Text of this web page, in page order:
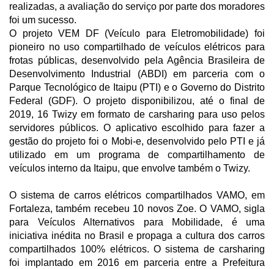
realizadas, a avaliação do serviço por parte dos moradores
foi um sucesso.
O projeto VEM DF (Veículo para Eletromobilidade) foi
pioneiro no uso compartilhado de veículos elétricos para
frotas públicas, desenvolvido pela Agência Brasileira de
Desenvolvimento Industrial (ABDI) em parceria com o
Parque Tecnológico de Itaipu (PTI) e o Governo do Distrito
Federal (GDF). O projeto disponibilizou, até o final de
2019, 16 Twizy em formato de carsharing para uso pelos
servidores públicos. O aplicativo escolhido para fazer a
gestão do projeto foi o Mobi-e, desenvolvido pelo PTI e já
utilizado em um programa de compartilhamento de
veículos interno da Itaipu, que envolve também o Twizy.
O sistema de carros elétricos compartilhados VAMO, em
Fortaleza, também recebeu 10 novos Zoe. O VAMO, sigla
para Veículos Alternativos para Mobilidade, é uma
iniciativa inédita no Brasil e propaga a cultura dos carros
compartilhados 100% elétricos. O sistema de carsharing
foi implantado em 2016 em parceria entre a Prefeitura